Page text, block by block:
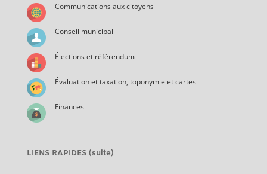
Communications aux citoyens
Conseil municipal
Élections et référendum
Évaluation et taxation, toponymie et cartes
Finances
LIENS RAPIDES (suite)